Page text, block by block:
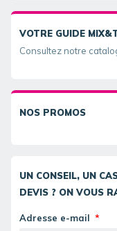
VOTRE GUIDE
Consultez notre
NOS PROMOS
UN CONSEIL, UN
DEVIS ? ON VOUS
Adresse e-mail